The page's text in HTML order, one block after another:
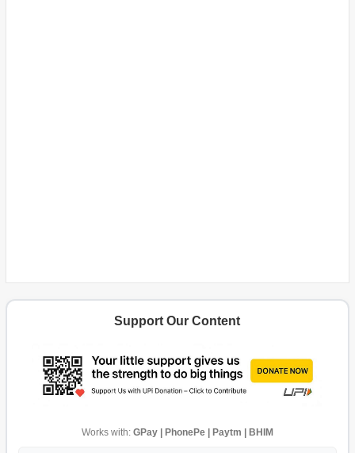
Support Our Content
Works with: GPay | PhonePe | Paytm | BHIM